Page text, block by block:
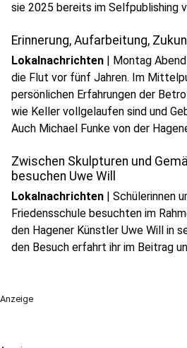
sie 2025 bereits im Selfpublishing
Erinnerung, Aufarbeitung,
Lokalnachrichten | Montag
die Flut vor fünf Jahren. Im
persönlichen Erfahrungen der
wie Keller vollgelaufen sind und
Auch Michael Funke von der
Zwischen Skulpturen und
besuchen Uwe Will
Lokalnachrichten | Schülerinnen
Friedensschule besuchten im
den Hagener Künstler Uwe Will in
den Besuch erfahrt ihr im Beitrag
Anzeige